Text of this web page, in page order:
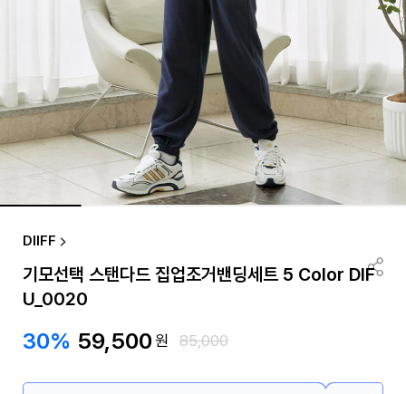
DIIFF
기모선택 스탠다드 집업조거밴딩세트 5 Color DIF
U_0020
30% 59,500원 85,000